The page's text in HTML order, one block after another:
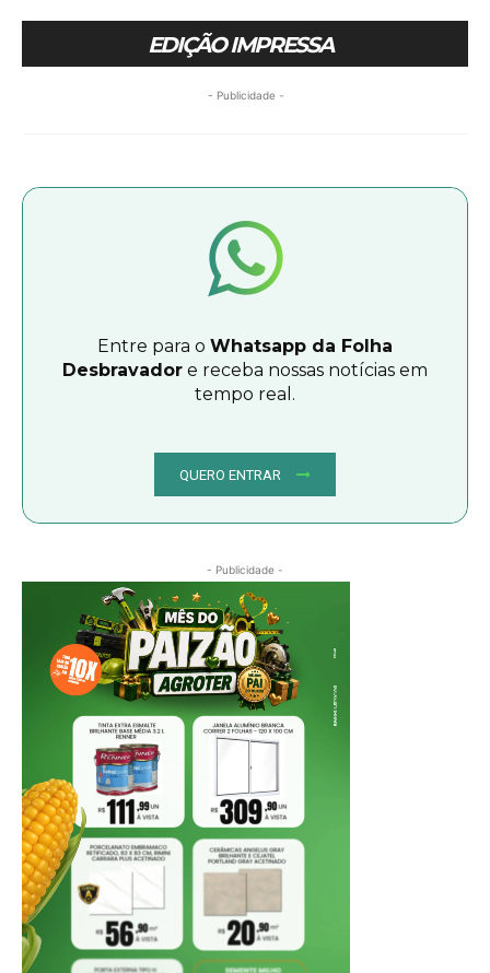
EDIÇÃO IMPRESSA
- Publicidade -
Entre para o Whatsapp da Folha
Desbravador e receba nossas notícias em
tempo real.
QUERO ENTRAR
- Publicidade -